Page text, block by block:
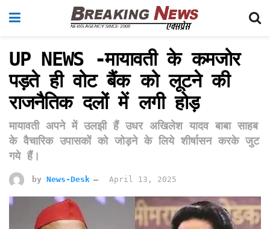
UP NEWS -मायावती के कमजोर
पड़ते ही वोट बैंक को लूटने की
राजनैतिक दलों में लगी होड़
मायावती अपने में उलझी हैं उधर अखिलेश यादव बाबा साहब
के वैचारिक उपासकों को जोड़ने के लिये शीर्षासन करके जुट
गये हैं।
by News-Desk April 13, 2025